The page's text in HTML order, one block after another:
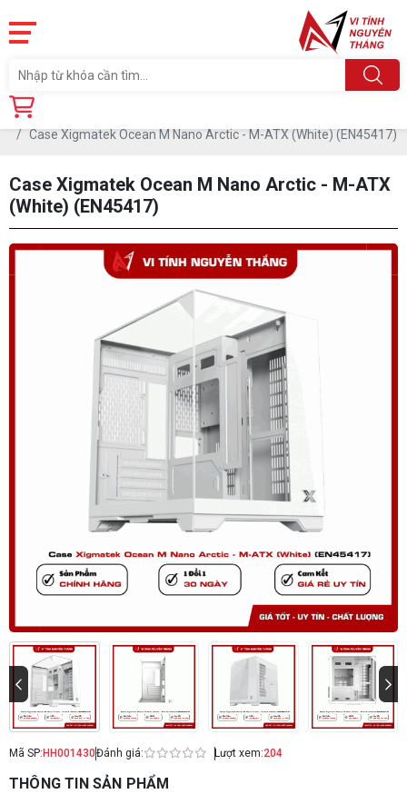
Trang chủ
Case Xigmatek Ocean M Nano Arctic - M-ATX (White) (EN45417)
Case Xigmatek Ocean M Nano Arctic - M-ATX
(White) (EN45417)
Mã SP: HH001430Đánh giá: Lượt xem:204
THÔNG TIN SẢN PHẨM